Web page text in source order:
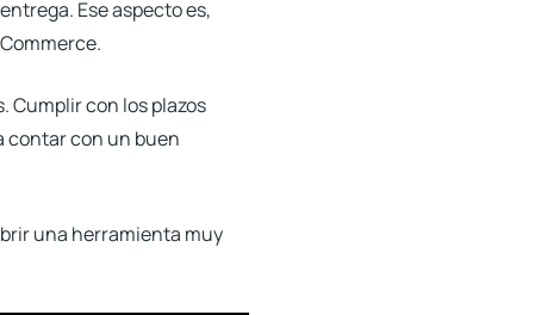
Ese aspecto es,
Cumplir con los plazos
contar con un buen
una herramienta muy